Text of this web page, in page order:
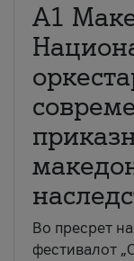
А1
Во пресрет
фестивалот